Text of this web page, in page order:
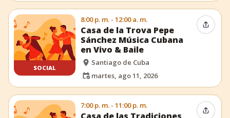
SOCIAL
8:00 p. m. - 12:00 a. m.
Casa de la Trova Pepe
Sánchez Música Cubana
en Vivo & Baile
Santiago de Cuba
martes, ago 11, 2026
7:00 p. m. - 11:00 p. m.